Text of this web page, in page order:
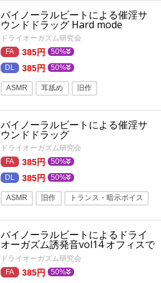
バイノーラルビートによる催淫サ
ウンドドラッグ Hard mode
ドライオーガズム研究会
385円 50%
385円 50%
ASMR 耳舐め 旧作
睡眠導入 逆アナル
バイノーラル・ダミヘ
バイノーラル ささやき
フォーリーサウンド
バイノーラルビートによる催淫サ
ウンドドラッグ
ドライオーガズム研究会
385円 50%
385円 50%
ASMR 旧作 トランス・暗示ボイス
男の潮吹き バイノーラル・ダミヘ
男性受け 耳舐め
ささやき メスイキ
バイノーラルビートによるドライ
オーガズム誘発音vol14 オフィスで
いきなり耳舐めしてくる後輩
ドライオーガズム研究会
385円 50%